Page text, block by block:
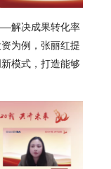
解决成果转化率
为例，张丽红提
模式，打造能够